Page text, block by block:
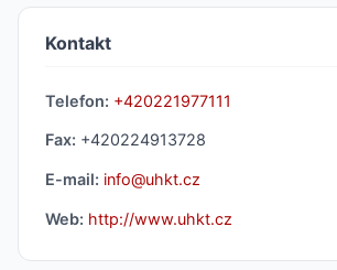
Kontakt
Telefon: +420221977111
Fax: +420224913728
E-mail: info@uhkt.cz
Web: http://www.uhkt.cz